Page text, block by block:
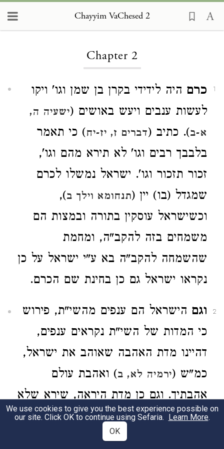
Chayyim VaChesed 2
Chapter 2
1 כרם היה לידידי בקרן בן שמן וגו' ויקו
לעשות ענבים ויעש באושים (ישעיה ה,
א-ב). כתיב (דברים ז, יז-יח) כי תאמר
בלבבך רבים וגו' לא תירא מהם וגו',
זכור תזכור וגו'. ישראל נמשלו לכרם
שמגדל (בו) יין (תנחומא וילך ב),
וכשישראל עוסקין בתורה ובמצות הם
משמחים בזה להקב"ה, ומחמת
שהשמחה להקב"ה בא ע"י ישראל על כן
נקראו ישראל גם כן בחינת שם הכרם.
2 וגם הישראל הם ענפים מהשי"ת, פירוש
כי המדות של השי"ת נקראים ענפים,
דהיינו מדת האהבה שאוהב את ישראל,
כמ"ש (ירמיה לא, ב) ואהבת עולם
אהבתיך. וגם כן מדת היראה, שירא שלא
יפלו ישראל חס ושלום למדות תחתונות.
וגם כן מדת התפארות, שמפאר את
We use cookies to give you the best experience possible on
our site. Click OK to continue using Sefaria. Learn More.
OK